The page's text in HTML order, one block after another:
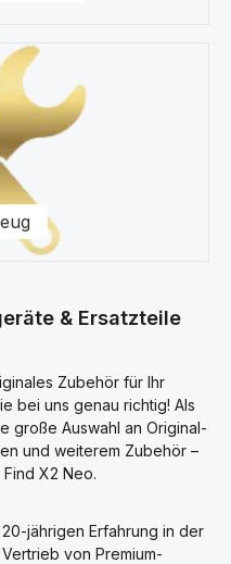
& Ersatzteile
Zubehör für Ihr
bei uns genau richtig! Als
große Auswahl an Original-
und weiterem Zubehör –
X2 Neo.
jährigen Erfahrung in der
von Premium-